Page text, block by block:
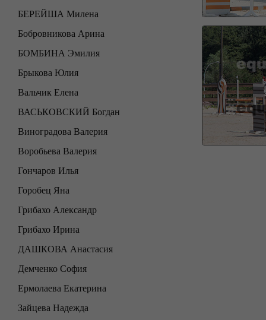
БЕРЕЙША Милена
Бобровникова Арина
БОМБИНА Эмилия
Брыкова Юлия
Вальчик Елена
ВАСЬКОВСКИЙ Богдан
Виноградова Валерия
Воробьева Валерия
Гончаров Илья
Горобец Яна
Грибахо Александр
Грибахо Ирина
ДАШКОВА Анастасия
Демченко София
Ермолаева Екатерина
Зайцева Надежда